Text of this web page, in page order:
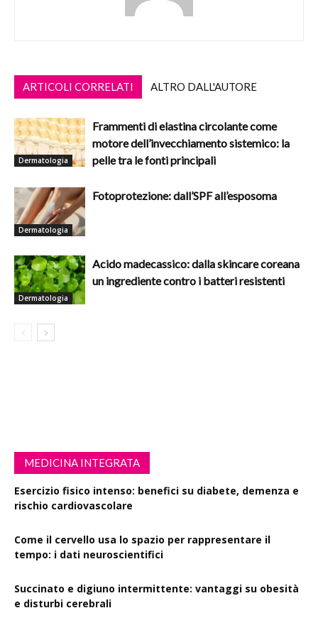
ARTICOLI CORRELATI ALTRO DALL'AUTORE
Dermatologia
Frammenti di elastina circolante come
motore dell’invecchiamento sistemico: la
pelle tra le fonti principali
Dermatologia
Fotoprotezione: dall’SPF all’esposoma
Dermatologia
Acido madecassico: dalla skincare coreana
un ingrediente contro i batteri resistenti
MEDICINA INTEGRATA
Esercizio fisico intenso: benefici su diabete, demenza e
rischio cardiovascolare
Come il cervello usa lo spazio per rappresentare il
tempo: i dati neuroscientifici
Succinato e digiuno intermittente: vantaggi su obesità
e disturbi cerebrali